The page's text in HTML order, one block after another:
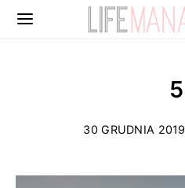
5
30 GRUDNIA 2019